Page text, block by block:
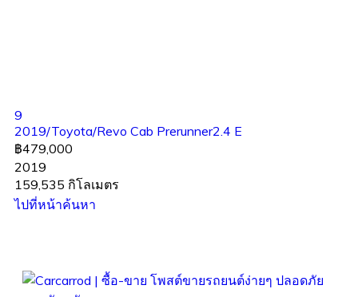
9
2019/Toyota/Revo Cab Prerunner2.4 E
฿479,000
2019
159,535 กิโลเมตร
ไปที่หน้าค้นหา